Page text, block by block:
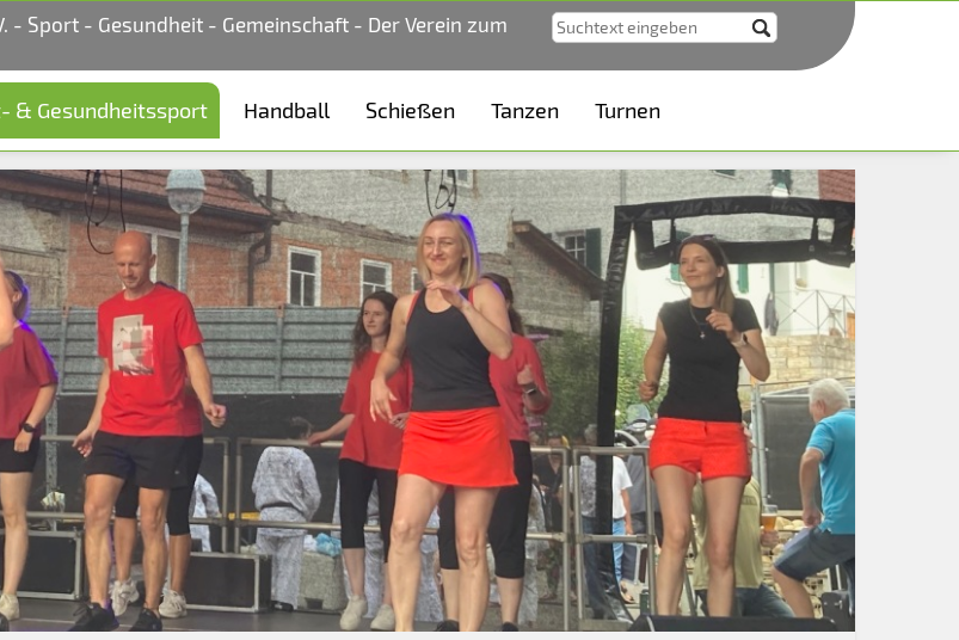
- Sport - Gesundheit - Gemeinschaft - Der Verein zum
& Gesundheitssport Handball Schießen Tanzen Turnen